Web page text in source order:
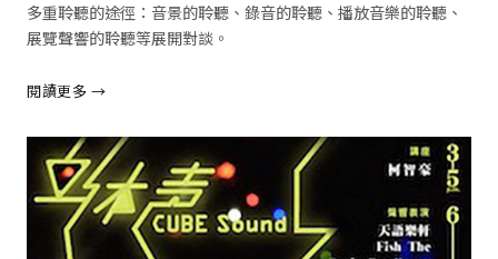
多重聆聽的途徑：音景的聆聽、錄音的聆聽、播放音樂的聆聽、
展覽聲響的聆聽等展開對談。
閱讀更多 →